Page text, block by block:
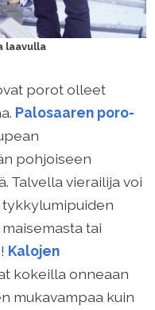
laavulla
porot olleet
Palosaaren poro-
pohjoiseen
Talvella vierailija voi
tai
Kalojen
kokeilla onneaan
mukavampaa kuin